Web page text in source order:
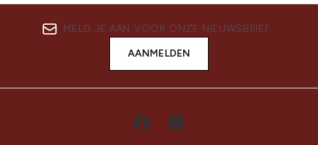
MELD JE AAN VOOR ONZE NIEUWSBRIEF
AANMELDEN